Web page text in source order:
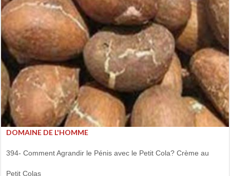
DOMAINE DE L'HOMME
394- Comment Agrandir le Pénis avec le Petit Cola? Crème au
Petit Colas